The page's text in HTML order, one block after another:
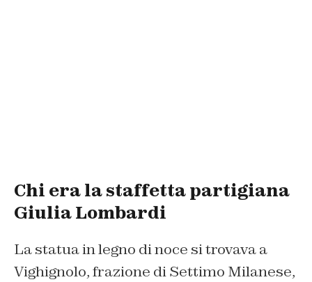
Chi era la staffetta partigiana
Giulia Lombardi
La statua in legno di noce si trovava a
Vighignolo, frazione di Settimo Milanese,